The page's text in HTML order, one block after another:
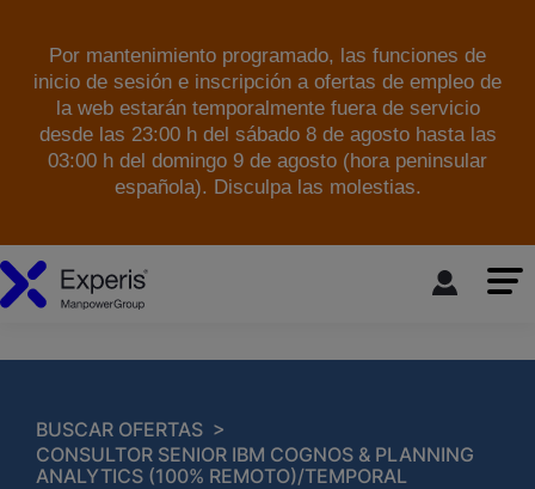
Por mantenimiento programado, las funciones de
inicio de sesión e inscripción a ofertas de empleo de
la web estarán temporalmente fuera de servicio
desde las 23:00 h del sábado 8 de agosto hasta las
03:00 h del domingo 9 de agosto (hora peninsular
española). Disculpa las molestias.
BUSCAR OFERTAS >
CONSULTOR SENIOR IBM COGNOS & PLANNING
ANALYTICS (100% REMOTO)/TEMPORAL